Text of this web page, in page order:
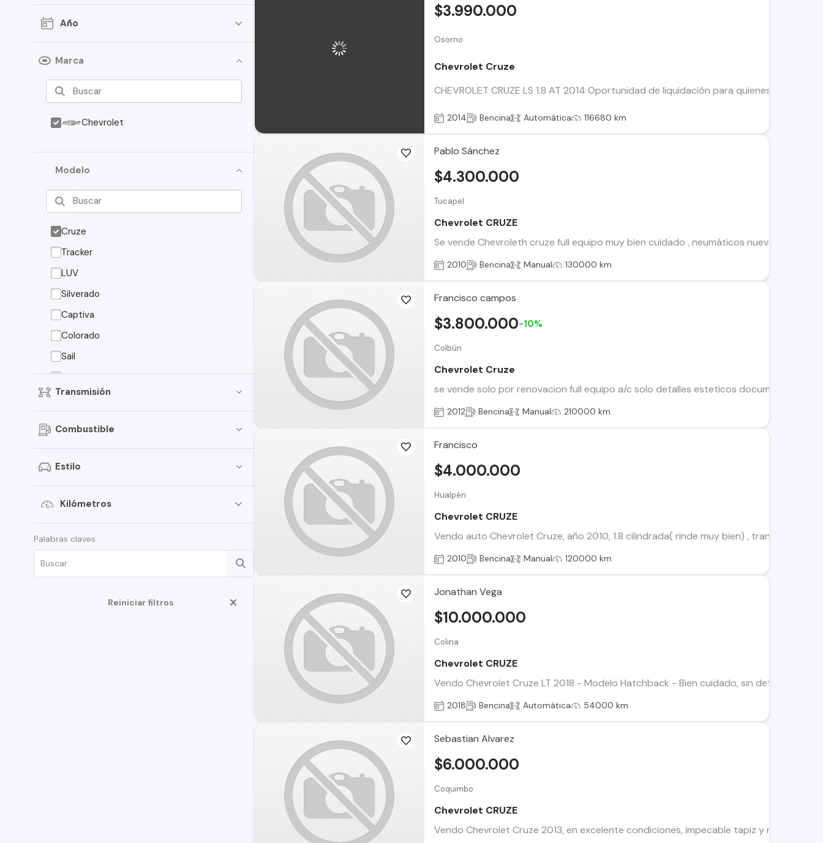
Año
Marca
Chevrolet
Modelo
Cruze
Tracker
LUV
Silverado
Captiva
Colorado
Sail
Groove
Onix
Traverse
Aveo
Montana
Corsa
Tahoe
Transmisión
Combustible
Estilo
Kilómetros
Palabras claves
Reiniciar filtros
Osorno
Chevrolet Cruze
CHEVROLET CRUZE LS 1.8 AT 2014 Oportunidad de liquidación para quienes
$3.990.000
2014 Bencina Automática 116680 km
Pablo Sánchez
Tucapel
Chevrolet CRUZE
Se vende Chevroleth cruze full equipo muy bien cuidado , neumáticos nuevos alza
$4.300.000
2010 Bencina Manual 130000 km
Francisco campos
Colbún
Chevrolet Cruze
se vende solo por renovacion full equipo a/c solo detalles esteticos documentacion
$3.800.000-10%
2012 Bencina Manual 210000 km
Francisco
Hualpén
Chevrolet CRUZE
Vendo auto Chevrolet Cruze, año 2010, 1.8 cilindrada( rinde muy bien) , transmisión
$4.000.000
2010 Bencina Manual 120000 km
Jonathan Vega
Colina
Chevrolet CRUZE
Vendo Chevrolet Cruze LT 2018 - Modelo Hatchback - Bien cuidado, sin detalles
$10.000.000
2018 Bencina Automática 54000 km
Sebastian Alvarez
Coquimbo
Chevrolet CRUZE
Vendo Chevrolet Cruze 2013, en excelente condiciones, impecable tapiz y motor,
$6.000.000